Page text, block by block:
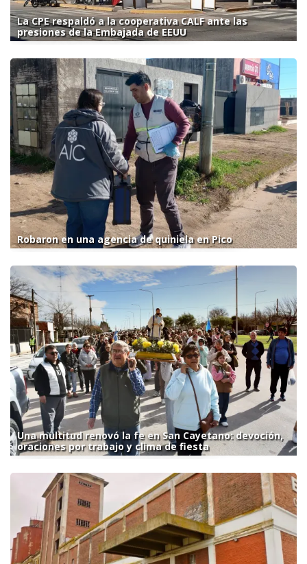
La CPE respaldó a la cooperativa CALF ante las
presiones de la Embajada de EEUU
Robaron en una agencia de quiniela en Pico
Una multitud renovó la fe en San Cayetano: devoción,
oraciones por trabajo y clima de fiesta